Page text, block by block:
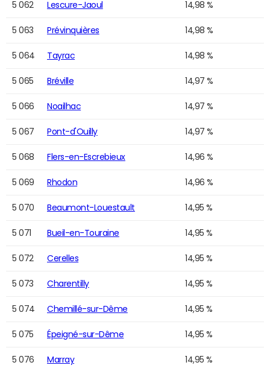
5 062 Lescure-Jaoul 14,98 %
5 063 Prévinquières 14,98 %
5 064 Tayrac 14,98 %
5 065 Bréville 14,97 %
5 066 Noailhac 14,97 %
5 067 Pont-d'Ouilly 14,97 %
5 068 Flers-en-Escrebieux 14,96 %
5 069 Rhodon 14,96 %
5 070 Beaumont-Louestault 14,95 %
5 071 Bueil-en-Touraine 14,95 %
5 072 Cerelles 14,95 %
5 073 Charentilly 14,95 %
5 074 Chemillé-sur-Dême 14,95 %
5 075 Épeigné-sur-Dême 14,95 %
5 076 Marray 14,95 %